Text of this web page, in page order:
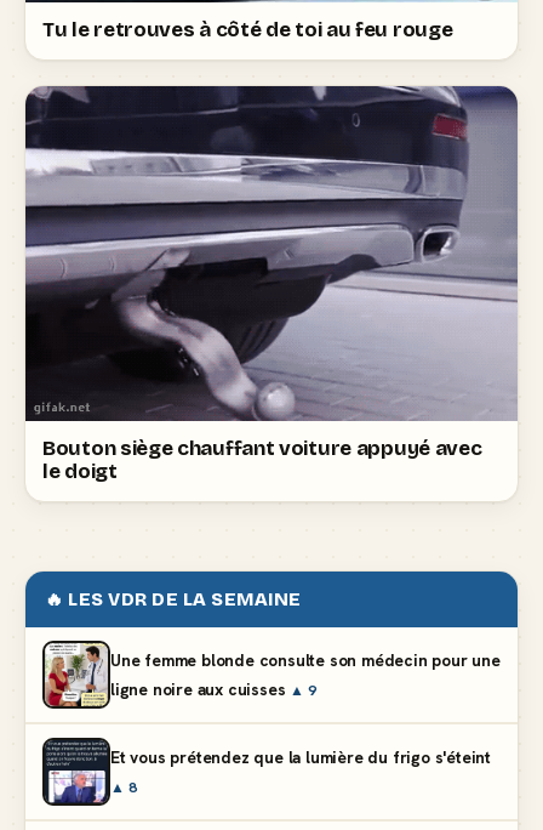
Tu le retrouves à côté de toi au feu rouge
Bouton siège chauffant voiture appuyé avec
le doigt
🔥 LES VDR DE LA SEMAINE
Une femme blonde consulte son médecin pour une
ligne noire aux cuisses ▲ 9
Et vous prétendez que la lumière du frigo s'éteint
▲ 8